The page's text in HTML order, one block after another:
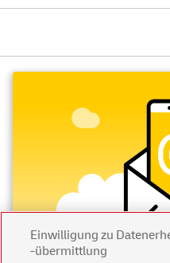
Einwilligung zu
-übermittlung